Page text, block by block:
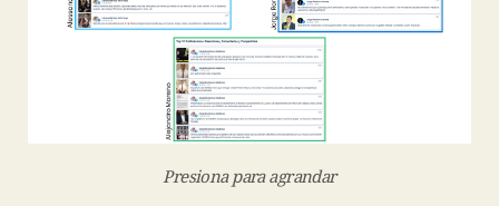
Presiona para agrandar